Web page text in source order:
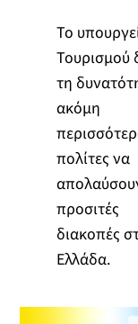
Το
Τουρισμού
τη
ακόμη
πολίτες να
προσιτές
διακοπές
Ελλάδα.